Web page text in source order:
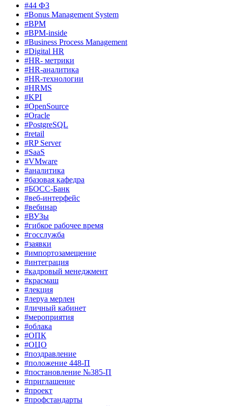
#44 ФЗ
#Bonus Management System
#BPM
#BPM-inside
#Business Process Management
#Digital HR
#HR- метрики
#HR-аналитика
#HR-технологии
#HRMS
#KPI
#OpenSource
#Oracle
#PostgreSQL
#retail
#RP Server
#SaaS
#VMware
#аналитика
#базовая кафедра
#БОСС-Банк
#веб-интерфейс
#вебинар
#ВУЗы
#гибкое рабочее время
#госслужба
#заявки
#импортозамещение
#интеграция
#кадровый менеджмент
#красмаш
#лекция
#леруа мерлен
#личный кабинет
#мероприятия
#облака
#ОПК
#ОЦО
#поздравление
#положение 448-П
#постановление №385-П
#приглашение
#проект
#профстандарты